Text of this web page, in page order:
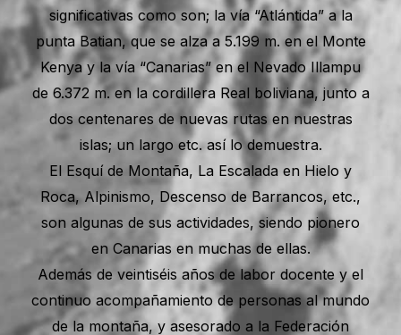
significativas como son; la vía “Atlántida” a la
punta Batian, que se alza a 5.199 m. en el Monte
Kenya y la vía “Canarias” en el Nevado Illampu
de 6.372 m. en la cordillera Real boliviana, junto a
dos centenares de nuevas rutas en nuestras
islas; un largo etc. así lo demuestra.
El Esquí de Montaña, La Escalada en Hielo y
Roca, Alpinismo, Descenso de Barrancos, etc.,
son algunas de sus actividades, siendo pionero
en Canarias en muchas de ellas.
Además de veintiséis años de labor docente y el
continuo acompañamiento de personas al mundo
de la montaña, y asesorado a la Federación